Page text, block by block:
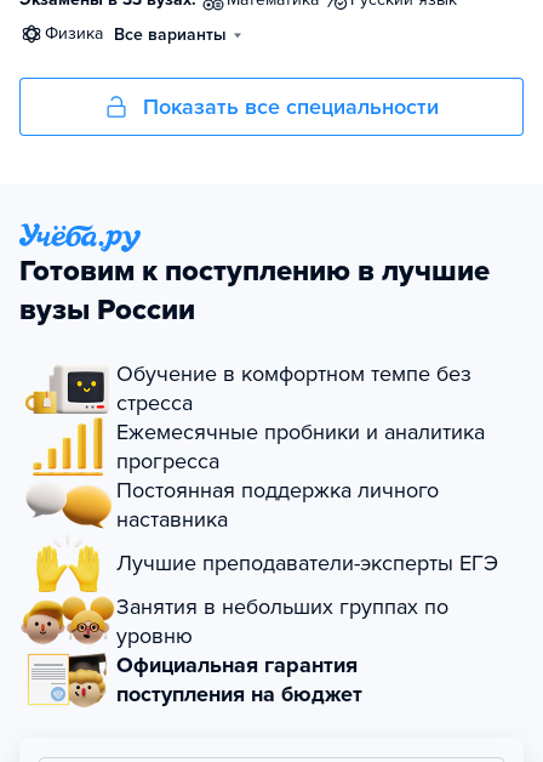
физика Все варианты
Показать все специальности
Готовим к поступлению в лучшие
вузы России
Обучение в комфортном темпе без
стресса
Ежемесячные пробники и аналитика
прогресса
Постоянная поддержка личного
наставника
Лучшие преподаватели-эксперты ЕГЭ
Занятия в небольших группах по
уровню
Официальная гарантия
поступления на бюджет